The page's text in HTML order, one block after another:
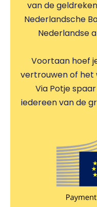
van de
Nederlandsche
Nederlandse
Voortaan hoef
vertrouwen of het
Via Potje
iedereen van de